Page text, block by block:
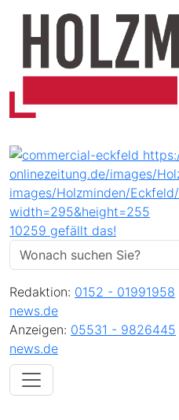
10259 gefällt das!
Redaktion: 0152 - 01991958
news.de
Anzeigen: 05531 - 9826445
news.de